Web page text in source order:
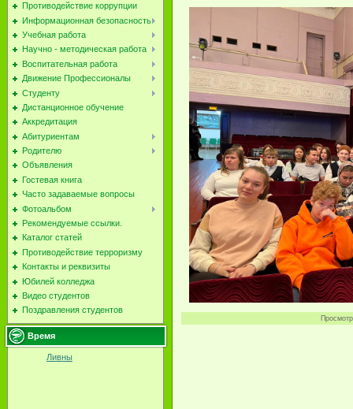
Противодействие коррупции
Информационная безопасность
Учебная работа
Научно - методическая работа
Воспитательная работа
Движение Профессионалы
Студенту
Дистанционное обучение
Аккредитация
Абитуриентам
Родителю
Объявления
Гостевая книга
Часто задаваемые вопросы
Фотоальбом
Рекомендуемые ссылки.
Каталог статей
Противодействие терроризму
Контакты и реквизиты
Юбилей колледжа
Видео студентов
Поздравления студентов
Время
Ливны